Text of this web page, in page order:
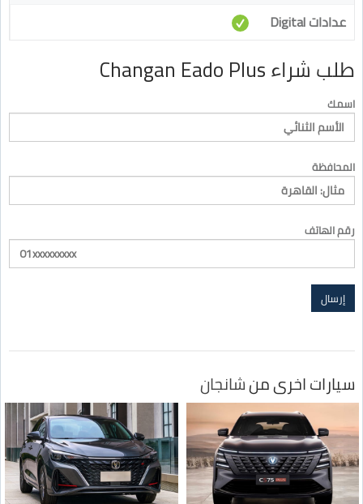
عدادات Digital
طلب شراء Changan Eado Plus
اسمك
المحافظة
رقم الهاتف
سيارات اخرى منشانجان